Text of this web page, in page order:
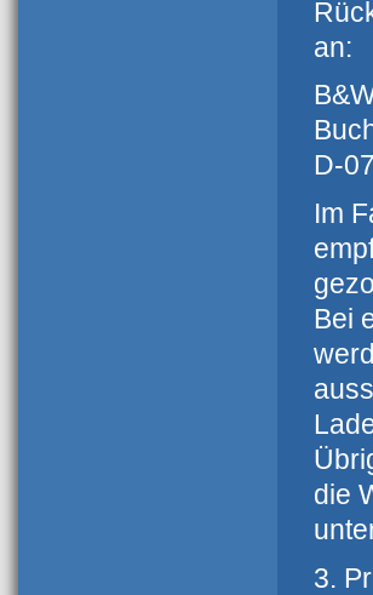
an:
D-
Im
Bei
die
3.